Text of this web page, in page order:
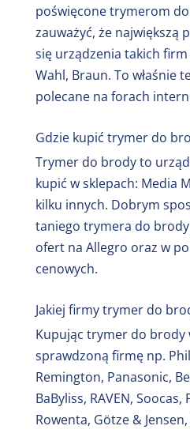
poświęcone trymerom
zauważyć, że największą
się urządzenia takich firm
Wahl, Braun. To właśnie
polecane na forach
Gdzie kupić trymer do
Trymer do brody to
kupić w sklepach: Media
kilku innych. Dobrym
taniego trymera do
ofert na Allegro oraz w
cenowych.
Jakiej firmy trymer do
Kupując trymer do brody
sprawdzoną firmę np.
Remington, Panasonic,
BaByliss, RAVEN,
Rowenta, Götze &